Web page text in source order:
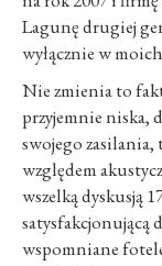
Lagunę drugiej
wyłącznie w
Nie zmienia to
przyjemnie niska,
swojego
względem
wszelką dyskusją
satysfakcjonującą
wspomniane